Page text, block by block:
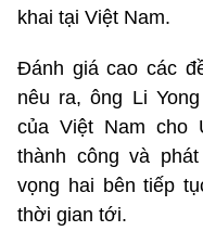
khai tại Việt Nam.
Đánh giá cao các
nêu ra, ông Li
của Việt Nam cho
thành công và
vọng hai bên tiếp
thời gian tới.